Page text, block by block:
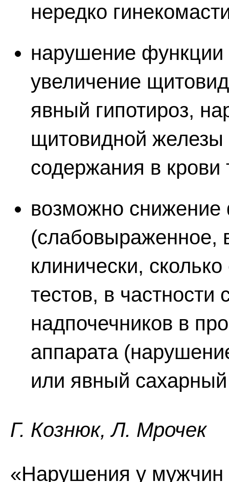
нередко
нарушение
увеличение
явный гипотироз,
щитовидной
содержания в крови
возможно снижение
(слабовыраженное,
клинически,
тестов, в частности
надпочечников в
аппарата
или явный
Г. Кознюк, Л. Мрочек
«Нарушения у